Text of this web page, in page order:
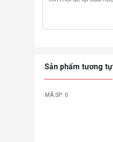
Sản phẩm tương tự
MÃ SP: 0